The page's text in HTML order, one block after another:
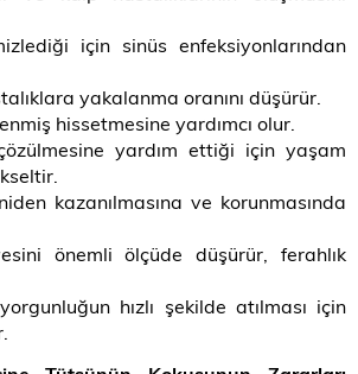
için sinüs enfeksiyonlarından
yakalanma oranını düşürür.
hissetmesine yardımcı olur.
yardım ettiği için yaşam
kazanılmasına ve korunmasında
önemli ölçüde düşürür, ferahlık
hızlı şekilde atılması için